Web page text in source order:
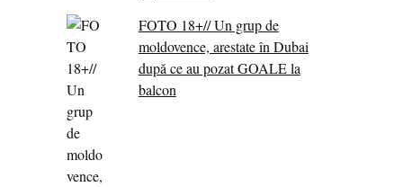
FOTO 18+// Un grup de
moldovence, arestate în Dubai
după ce au pozat GOALE la
balcon